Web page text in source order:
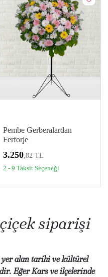
Pembe Gerberalardan
Ferforje
3.250 ,82 TL
2 - 9 Taksit Seçeneği
siparişi
yer alan tarihi ve kültürel
Eğer Kars ve ilçelerinde